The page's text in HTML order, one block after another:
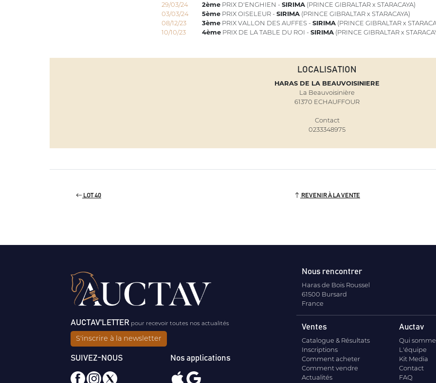
29/03/24
2èmePRIX D'ENGHIEN - SIRIMA(PRINCE GIBRALTAR x STARACAYA)
03/03/24
5èmePRIX OISELEUR - SIRIMA(PRINCE GIBRALTAR x STARACAYA)
08/12/23
3èmePRIX VALLON DES AUFFES - SIRIMA(PRINCE GIBRALTAR x
10/10/23
4èmePRIX DE LA TABLE DU ROI - SIRIMA(PRINCE GIBRALTAR x
LOCALISATION
HARAS DE LA BEAUVOISINIERE
La Beauvoisinière
61370 ECHAUFFOUR
Contact
0233348975
LOT 40 REVENIR À LA VENTE
AUCTAV'LETTER pour recevoir toutes nos actualités
S'inscrire à la newsletter
SUIVEZ-NOUS Nos applications
Nous rencontrer
Haras de Bois Roussel
61500 Bursard
France
Ventes
Catalogue & Résultats
Inscriptions
Comment acheter
Comment vendre
Actualités
Auctav
Qui
L'équipe
Kit Media
Contact
FAQ